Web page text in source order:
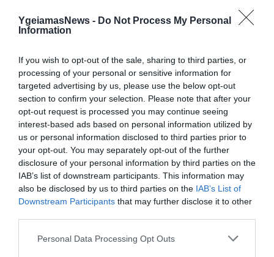
YgeiamasNews - Do Not Process My Personal
Information
If you wish to opt-out of the sale, sharing to third parties, or
processing of your personal or sensitive information for
targeted advertising by us, please use the below opt-out
section to confirm your selection. Please note that after your
opt-out request is processed you may continue seeing
interest-based ads based on personal information utilized by
us or personal information disclosed to third parties prior to
your opt-out. You may separately opt-out of the further
disclosure of your personal information by third parties on the
IAB’s list of downstream participants. This information may
also be disclosed by us to third parties on the IAB’s List of
Downstream Participants that may further disclose it to other
Please note that this website/app uses one or more Google
Personal Data Processing Opt Outs
mRNA: Οι εμβολιασμένοι πεθαίνουν
πλέον στις ΗΠΑ από COVID-19
KΑΡΔΙΑ
4 Ποιοι είναι οι φυσιολογικοί καρδιακοί
παλμοί και ποια τα επικίνδυνα όρια –
Πότε πρέπει να ανησυχήσετε